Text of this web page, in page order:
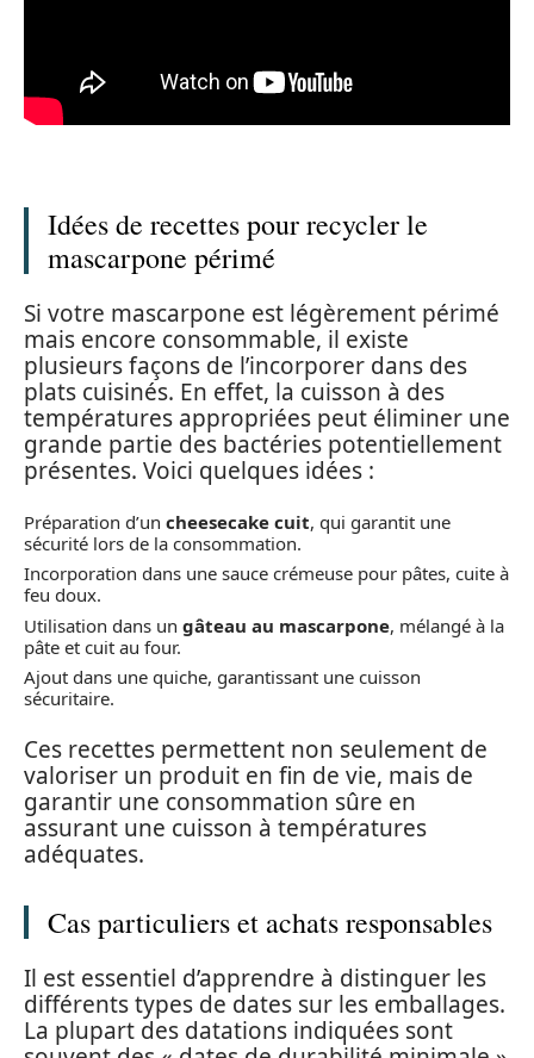
Idées de recettes pour recycler le
mascarpone périmé
Si votre mascarpone est légèrement périmé
mais encore consommable, il existe
plusieurs façons de l’incorporer dans des
plats cuisinés. En effet, la cuisson à des
températures appropriées peut éliminer une
grande partie des bactéries potentiellement
présentes. Voici quelques idées :
Préparation d’un cheesecake cuit, qui garantit une
sécurité lors de la consommation.
Incorporation dans une sauce crémeuse pour pâtes, cuite à
feu doux.
Utilisation dans un gâteau au mascarpone, mélangé à la
pâte et cuit au four.
Ajout dans une quiche, garantissant une cuisson
sécuritaire.
Ces recettes permettent non seulement de
valoriser un produit en fin de vie, mais de
garantir une consommation sûre en
assurant une cuisson à températures
adéquates.
Cas particuliers et achats responsables
Il est essentiel d’apprendre à distinguer les
différents types de dates sur les emballages.
La plupart des datations indiquées sont